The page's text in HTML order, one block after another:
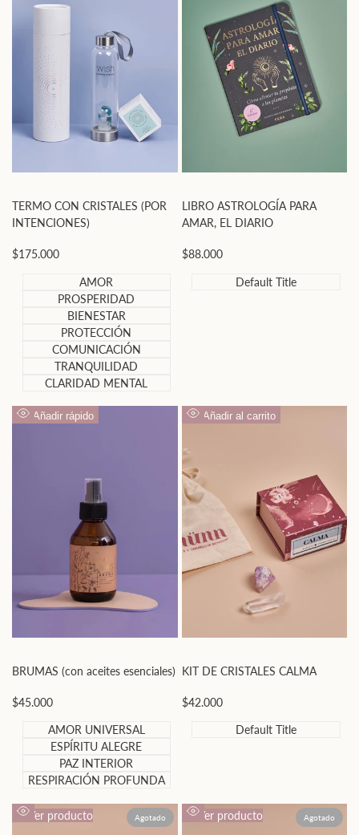
TERMO CON CRISTALES (POR
INTENCIONES)
Precio
$175.000
AMOR
PROSPERIDAD
BIENESTAR
PROTECCIÓN
COMUNICACIÓN
TRANQUILIDAD
CLARIDAD MENTAL
LIBRO ASTROLOGÍA PARA
AMAR, EL DIARIO
Precio
$88.000
Default Title
Añadir rápido
BRUMAS (con aceites esenciales)
Precio
$45.000
AMOR UNIVERSAL
ESPÍRITU ALEGRE
PAZ INTERIOR
RESPIRACIÓN PROFUNDA
Añadir al carrito
KIT DE CRISTALES CALMA
Precio
$42.000
Default Title
Agotado
Ver producto
Vista
Agotado
Ver producto
Vista